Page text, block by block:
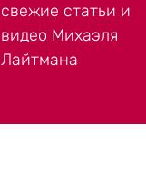
свежие статьи и
видео Михаэля
Лайтмана